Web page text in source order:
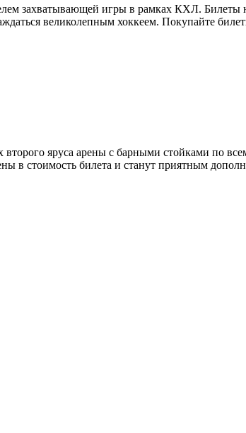
захватывающей игры в рамках КХЛ.
великолепным хоккеем. Покупайте
второго яруса арены с барными стойками по
в стоимость билета и станут приятным